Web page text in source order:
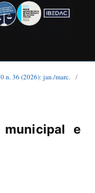
n. 36 (2026): jan./marc. /
municipal e